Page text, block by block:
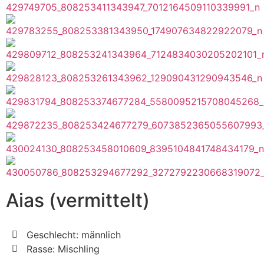
Aias (vermittelt)
Geschlecht: männlich
Rasse: Mischling